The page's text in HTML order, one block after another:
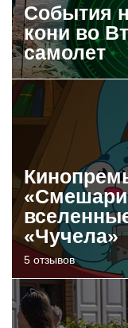
События
кони во
самолет
«Чучела»
5 отзывов